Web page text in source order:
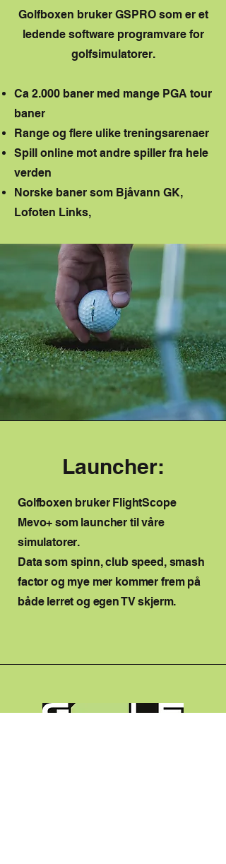
Golfboxen bruker GSPRO som er et
ledende software programvare for
golfsimulatorer.
Ca 2.000 baner med mange PGA tour
baner
Range og flere ulike treningsarenaer
Spill online mot andre spiller fra hele
verden
Norske baner som Bjåvann GK,
Lofoten Links,
Launcher:
Golfboxen bruker FlightScope
Mevo+ som launcher til våre
simulatorer. ​
Data som spinn, club speed, smash
factor og mye mer kommer frem på
både lerret og egen TV skjerm.